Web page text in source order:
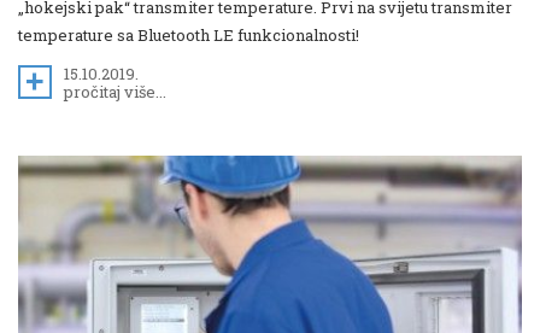
„hokejski pak“ transmiter temperature. Prvi na svijetu transmiter
temperature sa Bluetooth LE funkcionalnosti!
15.10.2019.
pročitaj više...